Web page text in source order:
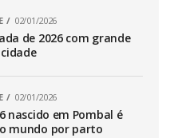
02/01/2026
de 2026 com grande
02/01/2026
nascido em Pombal é
mundo por parto